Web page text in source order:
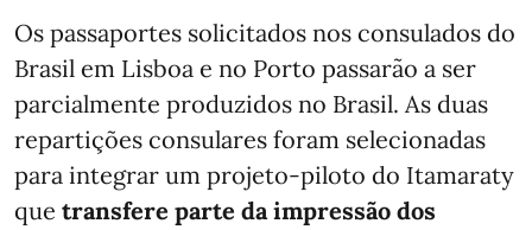
Os passaportes solicitados nos consulados do
Brasil em Lisboa e no Porto passarão a ser
parcialmente produzidos no Brasil. As duas
repartições consulares foram selecionadas
para integrar um projeto-piloto do Itamaraty
que transfere parte da impressão dos